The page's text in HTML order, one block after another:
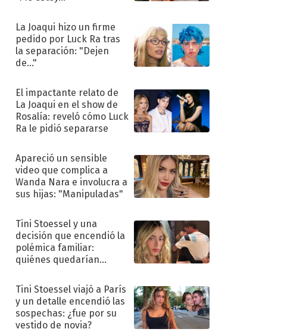
La Joaqui hizo un firme
pedido por Luck Ra tras
la separación: "Dejen
de..."
El impactante relato de
La Joaqui en el show de
Rosalía: reveló cómo Luck
Ra le pidió separarse
Apareció un sensible
video que complica a
Wanda Nara e involucra a
sus hijas: "Manipuladas"
Tini Stoessel y una
decisión que encendió la
polémica familiar:
quiénes quedarían
Tini Stoessel viajó a París
y un detalle encendió las
sospechas: ¿fue por su
vestido de novia?